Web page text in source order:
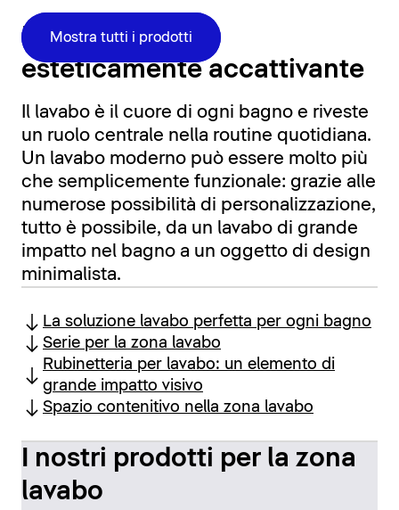
Mostra tutti i prodotti
Funzionale ed
esteticamente accattivante
Il lavabo è il cuore di ogni bagno e riveste
un ruolo centrale nella routine quotidiana.
Un lavabo moderno può essere molto più
che semplicemente funzionale: grazie alle
numerose possibilità di personalizzazione,
tutto è possibile, da un lavabo di grande
impatto nel bagno a un oggetto di design
minimalista.
La soluzione lavabo perfetta per ogni bagno
Serie per la zona lavabo
Rubinetteria per lavabo: un elemento di
grande impatto visivo
Spazio contenitivo nella zona lavabo
I nostri prodotti per la zona
lavabo